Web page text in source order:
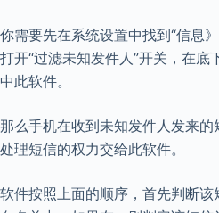
你需要先在系统设置中找到“信息
打开“过滤未知发件人”开关，在底
中此软件。
那么手机在收到未知发件人发来
处理短信的权力交给此软件。
软件按照上面的顺序，首先判断该